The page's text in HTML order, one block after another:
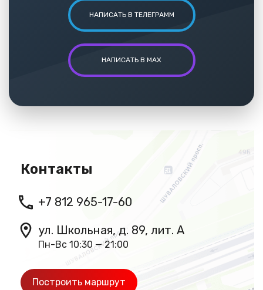
НАПИСАТЬ В ТЕЛЕГРАММ
НАПИСАТЬ В MAX
Контакты
+7 812 965-17-60
ул. Школьная, д. 89, лит. А
Пн-Вс 10:30 — 21:00
Построить маршрут